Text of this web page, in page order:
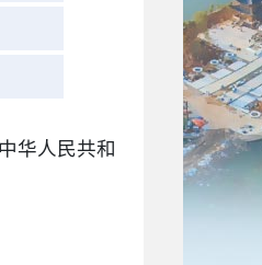
华人民共和